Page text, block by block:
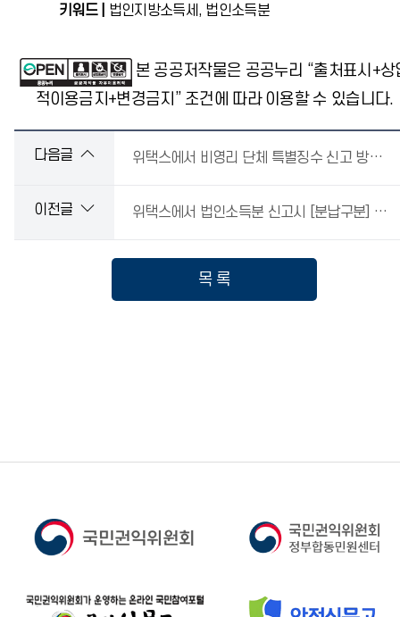
키워드 | 법인지방소득세, 법인소득분
본 공공저작물은 공공누리 “출처표시+상
적이용금지+변경금지” 조건에 따라 이용할 수 있습니다.
다음글 위택스에서 비영리 단체 특별징수 신고 방법이 궁금합니다.
이전글 위택스에서 법인소득분 신고시 [분납구분] 항목 비활성화 문의
목 록